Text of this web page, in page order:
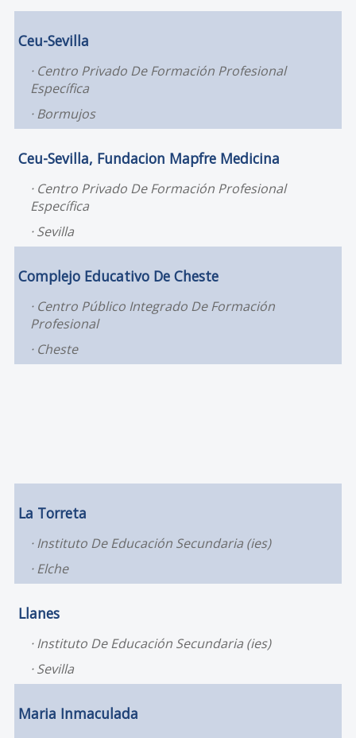
Ceu-Sevilla
Centro Privado De Formación Profesional
Específica
Bormujos
Ceu-Sevilla, Fundacion Mapfre Medicina
Centro Privado De Formación Profesional
Específica
Sevilla
Complejo Educativo De Cheste
Centro Público Integrado De Formación
Profesional
Cheste
La Torreta
Instituto De Educación Secundaria (ies)
Elche
Llanes
Instituto De Educación Secundaria (ies)
Sevilla
Maria Inmaculada